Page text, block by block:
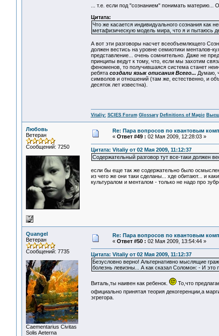
... т.е. если под "сознанием" понимать материю...
Цитата:
Что же касается индивидуального сознания как
метафизическую модель мира, что я и пытаюсь
А вот эти разговоры насчет всеобъемлющего
должен вестись на уровне семиотики менталов-
представление... очень сомнительно. Даже не
принципы ведут к тому, что, если мы захотим
феноменов, то получившаяся система станет
ребята создали язык описания Всего... Думаю,
символов и отношений (там же, естественно, и
десяток лет известна).
Vitaliy: SCIES Forum Glossary Definitions of Magic
Любовь
Ветеран
Сообщений: 7250
Re: Пара вопросов по квантовым
« Ответ #49 : 02 Мая 2009, 12:28:03 »
Цитата: Vitaliy от 02 Мая 2009, 11:12:37
Содержательный разговор тут все-таки должен
если бы еще так же содержательно было
из чего же они таки сделаны... хде обитают... и
культуралом и менталом - только не надо про
Quangel
Ветеран
Сообщений: 7735
Сaementarius Civitas
Solis Aeterna
Re: Пара вопросов по квантовым
« Ответ #50 : 02 Мая 2009, 13:54:44 »
Цитата: Vitaliy от 02 Мая 2009, 11:12:37
Безусловно верно! Альтернативно мыслящие
болезнь левизны... А как сказал Соломон: - И это
Виталь,ты наивен как ребенок.
То,что
официально принятая теория декогеренции,а
эгрегора.